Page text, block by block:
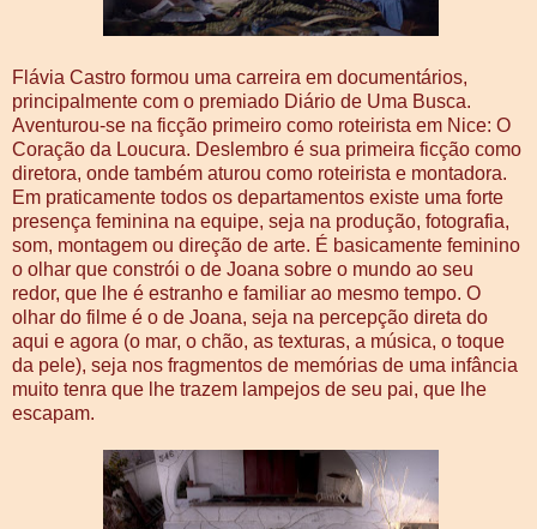
Flávia Castro formou uma carreira em documentários,
principalmente com o premiado Diário de Uma Busca.
Aventurou-se na ficção primeiro como roteirista em Nice: O
Coração da Loucura. Deslembro é sua primeira ficção como
diretora, onde também aturou como roteirista e montadora.
Em praticamente todos os departamentos existe uma forte
presença feminina na equipe, seja na produção, fotografia,
som, montagem ou direção de arte. É basicamente feminino
o olhar que constrói o de Joana sobre o mundo ao seu
redor, que lhe é estranho e familiar ao mesmo tempo. O
olhar do filme é o de Joana, seja na percepção direta do
aqui e agora (o mar, o chão, as texturas, a música, o toque
da pele), seja nos fragmentos de memórias de uma infância
muito tenra que lhe trazem lampejos de seu pai, que lhe
escapam.